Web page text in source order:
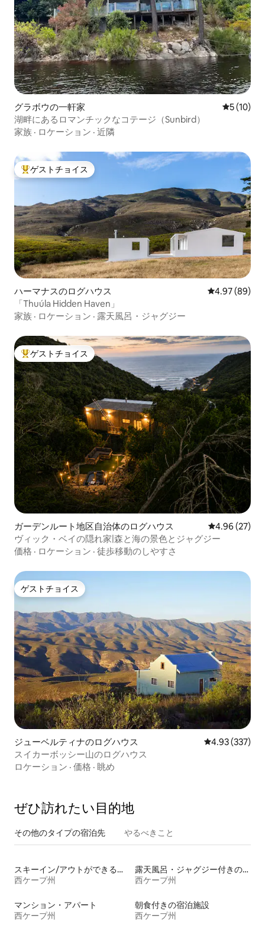
グラボウの一軒家 レビュー
5 (10)
湖畔にあるロマンチックなコテージ（Sunbird）
家族 · ロケーション · 近隣
大好評のゲストチョイスです。
ゲストチョイス
ハーマナスのログハウス レビュー89
4.97 (89)
「Thuúla Hidden Haven」
家族 · ロケーション · 露天風呂・ジャグジー
大好評のゲストチョイスです。
ゲストチョイス
ガーデンルート地区自治体のログハウス レビュー27
4.96 (27)
ヴィック・ベイの隠れ家|森と海の景色とジャグジー
価格 · ロケーション · 徒歩移動のしやすさ
ゲストチョイス
ゲストチョイス
ジューベルティナのログハウス レビュー337
4.93 (337)
スイカーボッシー山のログハウス
ロケーション · 価格 · 眺め
ぜひ訪⁠れ⁠た⁠い目⁠的⁠地
その他のタ⁠イ⁠プ⁠の宿⁠泊⁠先 やるべきこと
スキーイン/アウトができる宿泊先
西ケープ州
露天風呂・ジャグジー付きの宿泊施設
西ケープ州
マンション・アパート
西ケープ州
朝食付きの宿泊施設
西ケープ州